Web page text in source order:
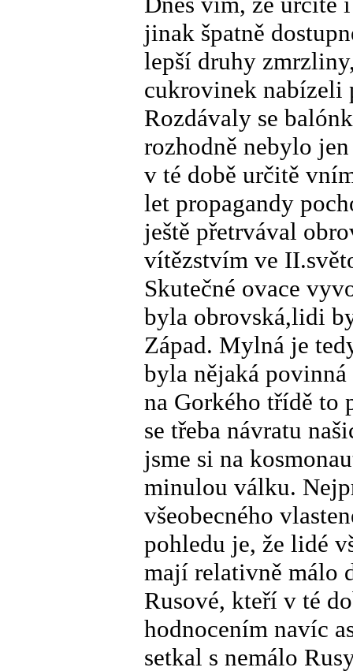
jinak špatně
lepší druhy
cukrovinek nabízeli
Rozdávaly se
rozhodně nebylo
v té době určitě
let propagandy
ještě přetrvával
vítězstvím ve
Skutečné ovace
byla obrovská,lidi
Západ. Mylná je
byla nějaká
na Gorkého třídě to
se třeba návratu
jsme si na
minulou válku.
všeobecného
pohledu je, že lidé
mají relativně málo
Rusové, kteří v té
hodnocením navíc
setkal s nemálo